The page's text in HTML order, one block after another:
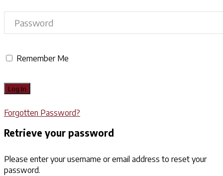
Remember Me
Forgotten Password?
Retrieve your password
Please enter your username or email address to reset your
password.